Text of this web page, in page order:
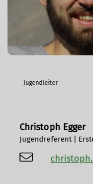
Jugendleiter
Christoph Egger
Jugendreferent |